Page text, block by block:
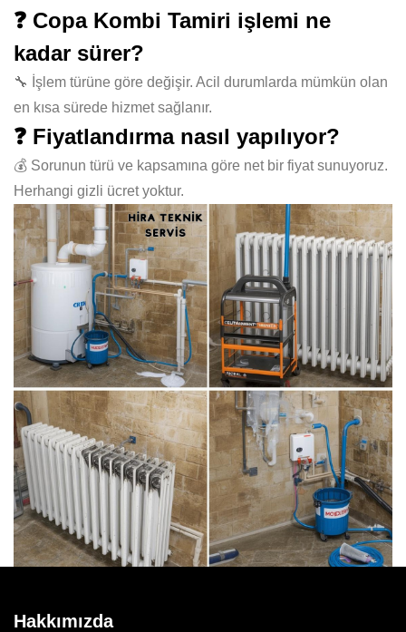
❓ Copa Kombi Tamiri işlemi ne
kadar sürer?
🔧 İşlem türüne göre değişir. Acil durumlarda mümkün olan
en kısa sürede hizmet sağlanır.
❓ Fiyatlandırma nasıl yapılıyor?
💰 Sorunun türü ve kapsamına göre net bir fiyat sunuyoruz.
Herhangi gizli ücret yoktur.
Hakkımızda